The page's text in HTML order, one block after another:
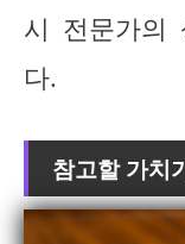
시 전문가의
다.
참고할 가치